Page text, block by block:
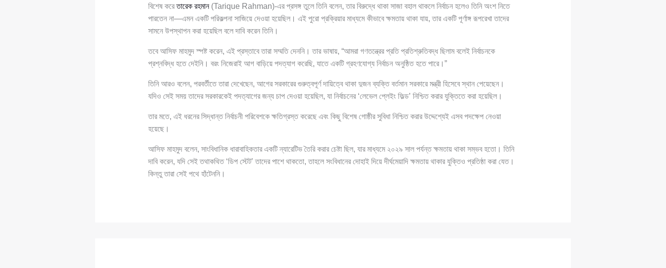
বিশেষ করেতারেক রহমান(Tarique Rahman)-এর প্রসঙ্গ তুলে তিনি বলেন, তার বিরুদ্ধে থাকা সাজা বহাল থাকলে নির্বাচন হলেও তিনি অংশ নিতে
পারতেন না—এমন একটি পরিকল্পনা সাজিয়ে দেওয়া হয়েছিল। এই পুরো প্রক্রিয়ার মাধ্যমে কীভাবে ক্ষমতায় থাকা যায়, তার একটি পূর্ণাঙ্গ রূপরেখা তাদের
সামনে উপস্থাপন করা হয়েছিল বলে দাবি করেন তিনি।
তবে আসিফ মাহমুদ স্পষ্ট করেন, এই প্রস্তাবে তারা সম্মতি দেননি। তার ভাষায়, “আমরা গণতন্ত্রের প্রতি প্রতিশ্রুতিবদ্ধ ছিলাম বলেই নির্বাচনকে
প্রশ্নবিদ্ধ হতে দেইনি। বরং নিজেরাই আগ বাড়িয়ে পদত্যাগ করেছি, যাতে একটি গ্রহণযোগ্য নির্বাচন অনুষ্ঠিত হতে পারে।”
তিনি আরও বলেন, পরবর্তীতে তারা দেখেছেন, আগের সরকারের গুরুত্বপূর্ণ দায়িত্বে থাকা দুজন ব্যক্তি বর্তমান সরকারে মন্ত্রী হিসেবে স্থান পেয়েছেন।
যদিও সেই সময় তাদের সরকারকেই পদত্যাগের জন্য চাপ দেওয়া হয়েছিল, যা নির্বাচনের ‘লেভেল প্লেইং ফিল্ড’ নিশ্চিত করার যুক্তিতে করা হয়েছিল।
তার মতে, এই ধরনের সিদ্ধান্ত নির্বাচনী পরিবেশকে ক্ষতিগ্রস্ত করেছে এবং কিছু বিশেষ গোষ্ঠীর সুবিধা নিশ্চিত করার উদ্দেশ্যেই এসব পদক্ষেপ নেওয়া
হয়েছে।
আসিফ মাহমুদ বলেন, সাংবিধানিক ধারাবাহিকতার একটি ন্যারেটিভ তৈরি করার চেষ্টা ছিল, যার মাধ্যমে ২০২৯ সাল পর্যন্ত ক্ষমতায় থাকা সম্ভব হতো। তিনি
দাবি করেন, যদি সেই তথাকথিত ‘ডিপ স্টেট’ তাদের পাশে থাকতো, তাহলে সংবিধানের দোহাই দিয়ে দীর্ঘমেয়াদি ক্ষমতায় থাকার যুক্তিও প্রতিষ্ঠা করা যেত।
কিন্তু তারা সেই পথে হাঁটেননি।